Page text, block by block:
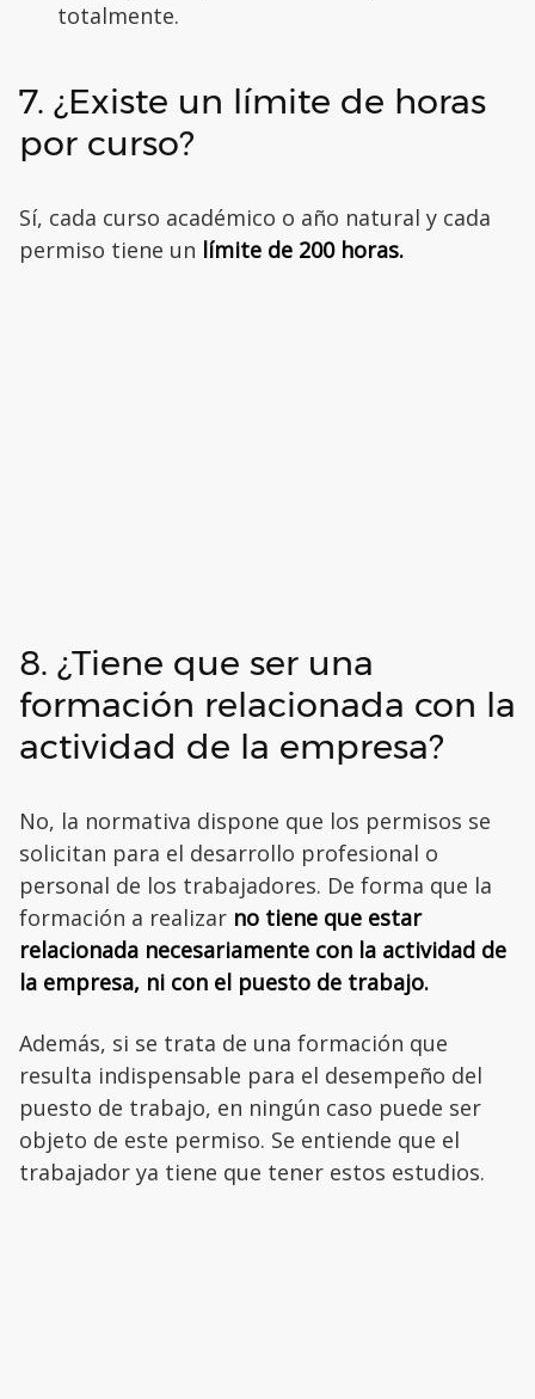
totalmente.
7. ¿Existe un límite de horas
por curso?
Sí, cada curso académico o año natural y cada
permiso tiene un límite de 200 horas.
8. ¿Tiene que ser una
formación relacionada con la
actividad de la empresa?
No, la normativa dispone que los permisos se
solicitan para el desarrollo profesional o
personal de los trabajadores. De forma que la
formación a realizar no tiene que estar
relacionada necesariamente con la actividad de
la empresa, ni con el puesto de trabajo.
Además, si se trata de una formación que
resulta indispensable para el desempeño del
puesto de trabajo, en ningún caso puede ser
objeto de este permiso. Se entiende que el
trabajador ya tiene que tener estos estudios.